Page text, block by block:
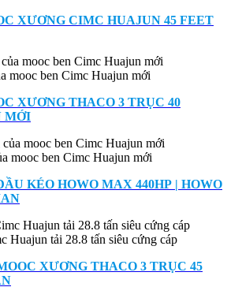
XƯƠNG CIMC HUAJUN 45 FEET
mooc ben Cimc Huajun mới
XƯƠNG THACO 3 TRỤC 40
MỚI
mooc ben Cimc Huajun mới
KÉO HOWO MAX 440HP | HOWO
Huajun tải 28.8 tấn siêu cứng cáp
XƯƠNG THACO 3 TRỤC 45